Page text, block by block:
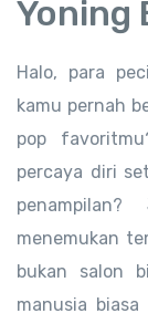
Yoning
Halo, para
kamu pernah
pop
percaya diri
menemukan
bukan salon
manusia